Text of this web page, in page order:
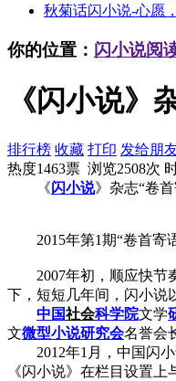
秋菊话闪小说-心愿
你的位置： 闪小说阅
《闪小说》
排行榜 收藏 打印 发给朋
热度1463票 浏览2508次
《闪小说》杂志“卷
2015年第1期“卷首寄
2007年初，顺应快节
下，短短几年间，闪小说
中国社会科学院文学
文微型小说研究会名誉会
2012年1月，中国闪小
《闪小说》在栏目设置